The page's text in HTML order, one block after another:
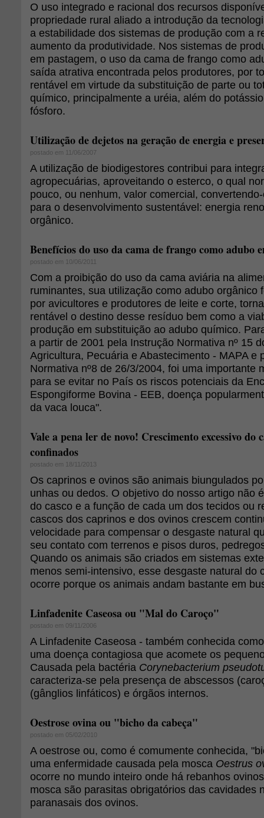
O uso integrado e racional dos recursos
propriedade rural aliado a introdução da
a estabilidade dos sistemas de produção com a
aumento da produtividade. Nos sistemas de
em pastagem, o uso da cama de frango como
saída atrativa encontrada pelos produtores, por
rentável em virtude da substituição de parte ou
químico, principalmente a uréia, além do
fósforo.
Utilização de dejetos na geração de energia e
postado em 11/06/2007
A utilização de biodigestores contribui para
agropecuárias, aproveitando o esterco, o qual
pouco, ou nenhum, valor comercial,
para o desenvolvimento sustentável: energia
orgânico.
Benefícios do uso da cama de frango como adubo
postado em 10/06/2011
Com a proibição do uso da cama aviária na
ruminantes, sua utilização como adubo orgânico
por avicultores e produtores de leite e corte,
rentável o destino desse resíduo bem como a
produção em substituição ao adubo químico.
a partir de 2001 pela Instrução Normativa nº 15
Agricultura, Pecuária e Abastecimento - MAPA e
Normativa nº8 de 26/3/2004, foi uma importante
para se evitar no País os riscos potenciais da
Espongiforme Bovina - EEB, doença
da vaca louca".
Vale a pena ler de novo! Crescimento excessivo do
confinados
postado em 18/11/2013
Os caprinos e ovinos são animais biungulados
unhas ou dedos. O objetivo do nosso artigo não
do casco e a função de cada um dos tecidos ou
cascos dos caprinos e dos ovinos crescem
velocidade para compensar o desgaste natural
seu contato com terrenos e pisos duros,
Quando os animais são criados em sistemas
menos semi-intensivo, esse desgaste natural do
ocorre porque os animais andam bastante em
Linfadenite Caseosa ou "Mal do Caroço"
postado em 09/11/2006
A Linfadenite Caseosa - também conhecida
uma doença contagiosa que acomete os
Causada pela bactéria Corynebacterium
caracteriza-se pela presença de abscessos
(gânglios linfáticos) e órgãos internos.
Oestrose ovina ou "bicho da cabeça"
postado em 05/02/2010
A oestrose ou, como é comumente conhecida,
uma enfermidade causada pela mosca Oestrus
ocorre no mundo inteiro onde há rebanhos
mosca são parasitas obrigatórios das cavidades
paranasais dos ovinos.